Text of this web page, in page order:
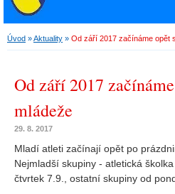
Úvod »Aktuality » Od září 2017 začínáme opět
Od září 2017
mládeže
29. 8. 2017
Mladí atleti začínají opět po
Nejmladší skupiny - atletická
čtvrtek 7.9., ostatní skupiny od